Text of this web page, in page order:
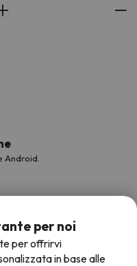
Android.
per noi
per offrirvi
in base alle